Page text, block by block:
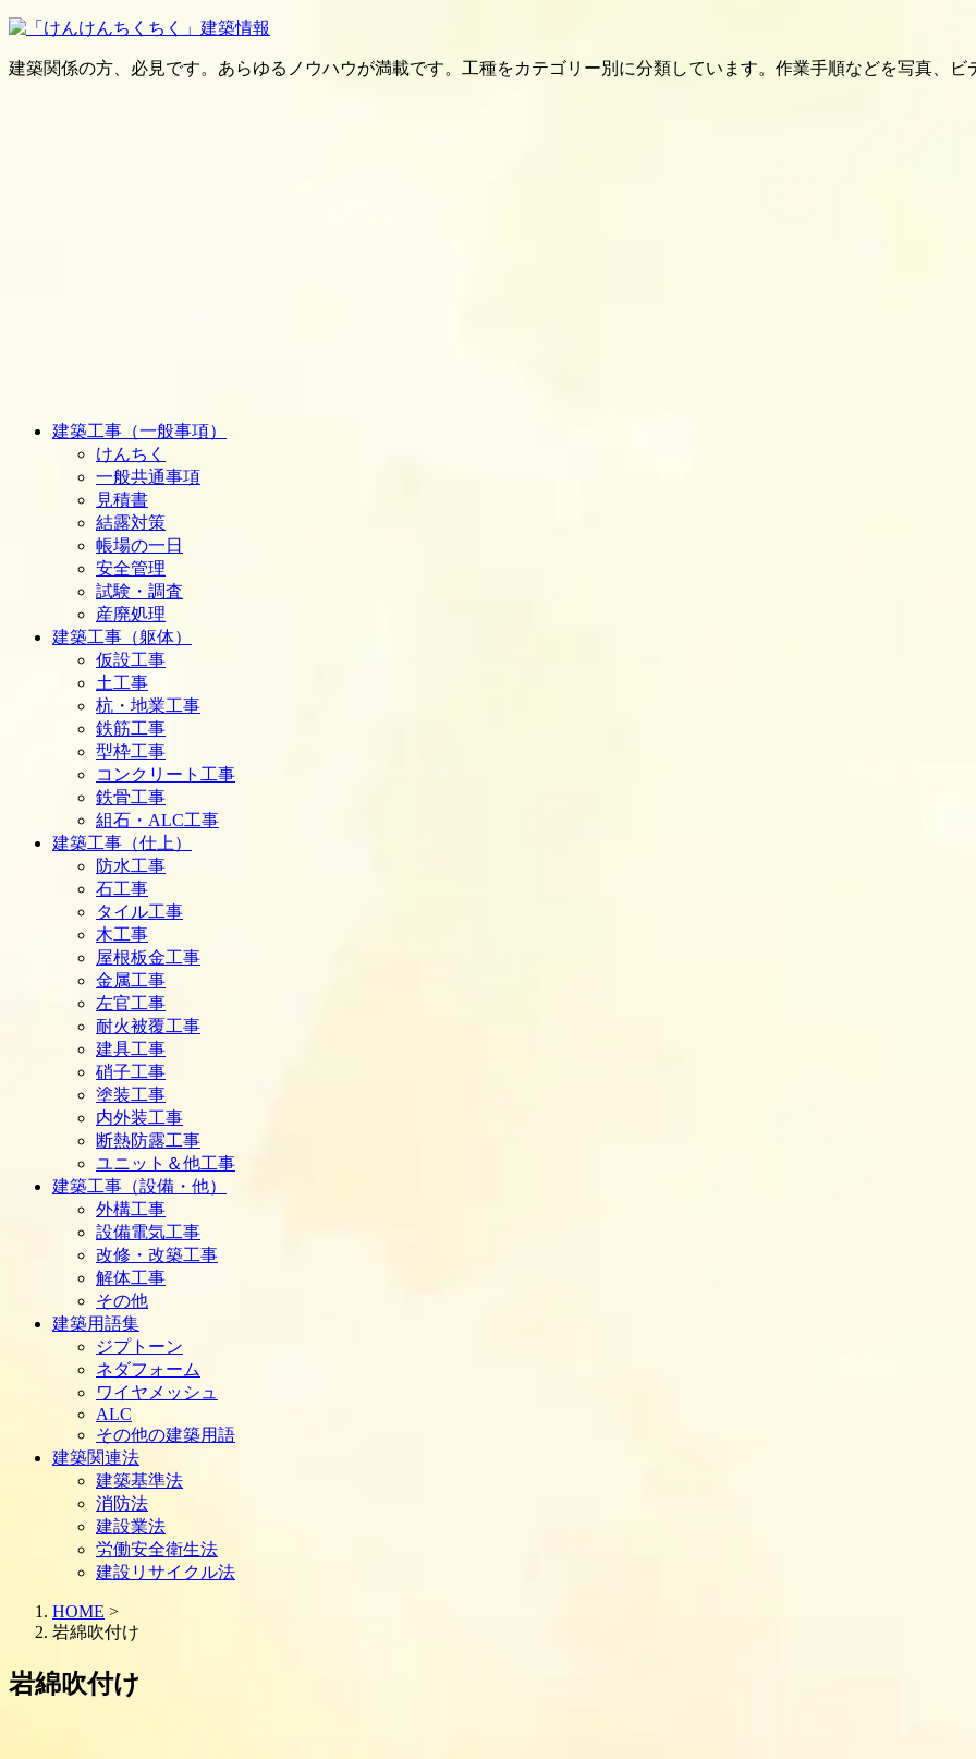
建築関係の方、必見です。あらゆるノウハウが満載です。工種をカテゴリー別に分類しています。作業手順などを写真、
建築工事（一般事項）
けんちく
一般共通事項
見積書
結露対策
帳場の一日
安全管理
試験・調査
産廃処理
建築工事（躯体）
仮設工事
土工事
杭・地業工事
鉄筋工事
型枠工事
コンクリート工事
鉄骨工事
組石・ALC工事
建築工事（仕上）
防水工事
石工事
タイル工事
木工事
屋根板金工事
金属工事
左官工事
耐火被覆工事
建具工事
硝子工事
塗装工事
内外装工事
断熱防露工事
ユニット＆他工事
建築工事（設備・他）
外構工事
設備電気工事
改修・改築工事
解体工事
その他
建築用語集
ジプトーン
ネダフォーム
ワイヤメッシュ
ALC
その他の建築用語
建築関連法
建築基準法
消防法
建設業法
労働安全衛生法
建設リサイクル法
HOME >
岩綿吹付け
岩綿吹付け